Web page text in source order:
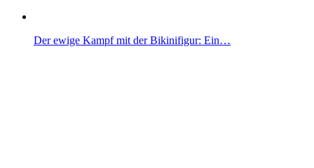
Der ewige Kampf mit der Bikinifigur: Ein…